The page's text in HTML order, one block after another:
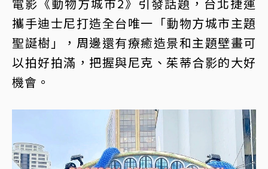
攜手迪士尼打造全台唯一「動物方城市主題
聖誕樹」，周邊還有療癒造景和主題壁畫可
以拍好拍滿，把握與尼克、茱蒂合影的大好
機會。